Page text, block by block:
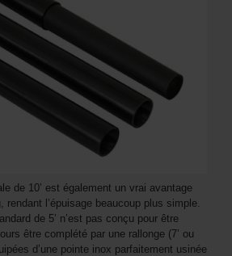
de 10’ est également un vrai avantage
rendant l’épuisage beaucoup plus simple.
de 5’ n’est pas conçu pour être
être complété par une rallonge (7’ ou
d’une pointe inox parfaitement usinée